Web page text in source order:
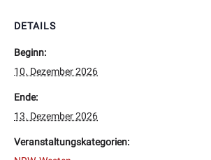
DETAILS
Beginn:
10. Dezember 2026
Ende:
13. Dezember 2026
Veranstaltungskategorien: